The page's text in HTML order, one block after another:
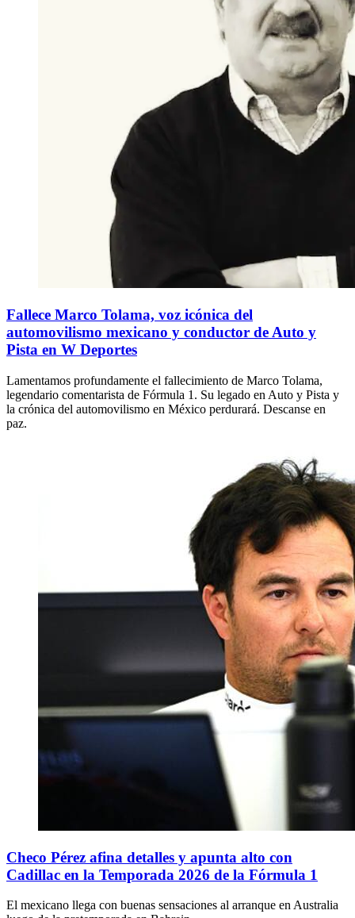
Fallece Marco Tolama, voz icónica del
automovilismo mexicano y conductor de Auto y
Pista en W Deportes
Lamentamos profundamente el fallecimiento de Marco Tolama,
legendario comentarista de Fórmula 1. Su legado en Auto y Pista y
la crónica del automovilismo en México perdurará. Descanse en
paz.
Checo Pérez afina detalles y apunta alto con
Cadillac en la Temporada 2026 de la Fórmula 1
El mexicano llega con buenas sensaciones al arranque en Australia